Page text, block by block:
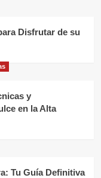
Disfrutar de su
y
en la Alta
Tu Guía Definitiva